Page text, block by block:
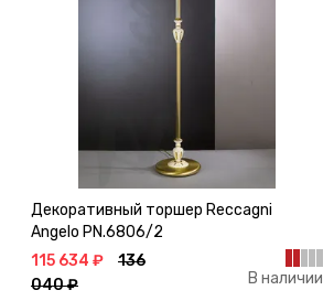
Декоративный торшер Reccagni
Angelo PN.6806/2
115 634 ₽
136
040 ₽
В наличии